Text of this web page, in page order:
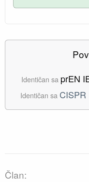
Identičan sa prEN
Identičan sa CISPR
Član: